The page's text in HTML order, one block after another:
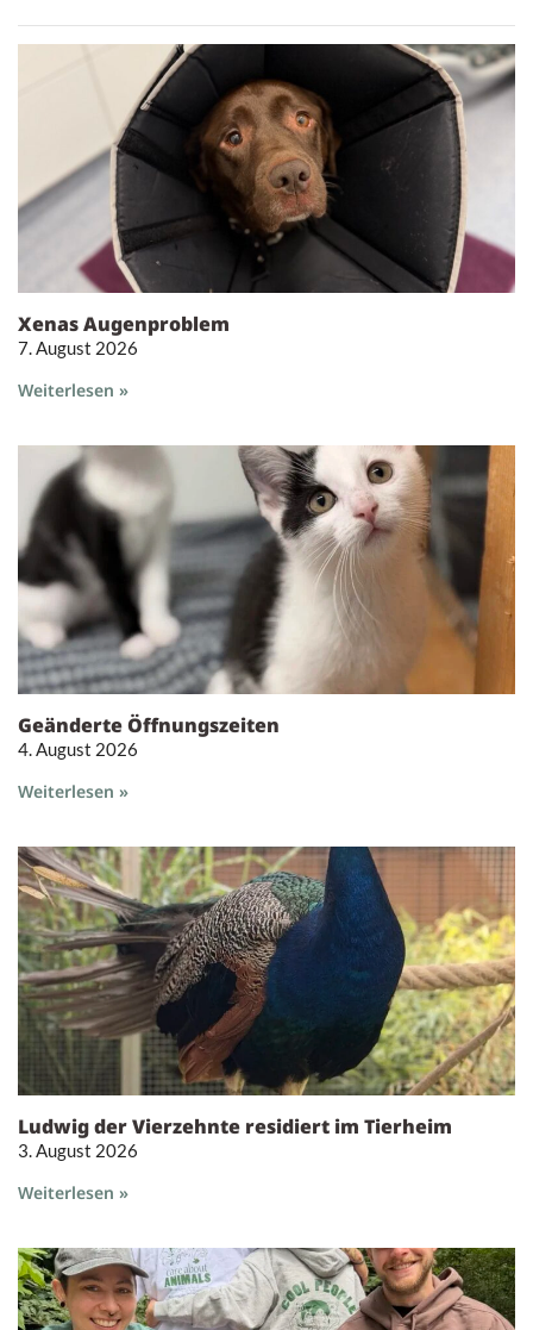
Xenas Augenproblem
7. August 2026
Weiterlesen »
Geänderte Öffnungszeiten
4. August 2026
Weiterlesen »
Ludwig der Vierzehnte residiert im Tierheim
3. August 2026
Weiterlesen »